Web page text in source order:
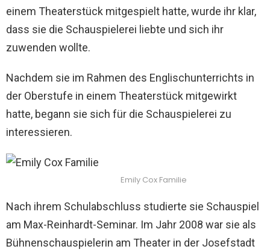
einem Theaterstück mitgespielt hatte, wurde ihr klar,
dass sie die Schauspielerei liebte und sich ihr
zuwenden wollte.
Nachdem sie im Rahmen des Englischunterrichts in
der Oberstufe in einem Theaterstück mitgewirkt
hatte, begann sie sich für die Schauspielerei zu
interessieren.
Emily Cox Familie
Nach ihrem Schulabschluss studierte sie Schauspiel
am Max-Reinhardt-Seminar. Im Jahr 2008 war sie als
Bühnenschauspielerin am Theater in der Josefstadt